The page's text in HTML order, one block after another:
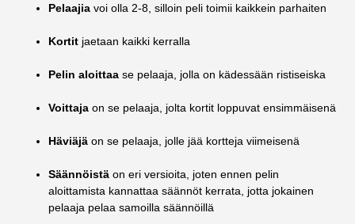
Pelaajia voi olla 2-8, silloin peli toimii kaikkein parhaiten
Kortit jaetaan kaikki kerralla
Pelin aloittaa se pelaaja, jolla on kädessään ristiseiska
Voittaja on se pelaaja, jolta kortit loppuvat ensimmäisenä
Häviäjä on se pelaaja, jolle jää kortteja viimeisenä
Säännöistä on eri versioita, joten ennen pelin
aloittamista kannattaa säännöt kerrata, jotta jokainen
pelaaja pelaa samoilla säännöillä